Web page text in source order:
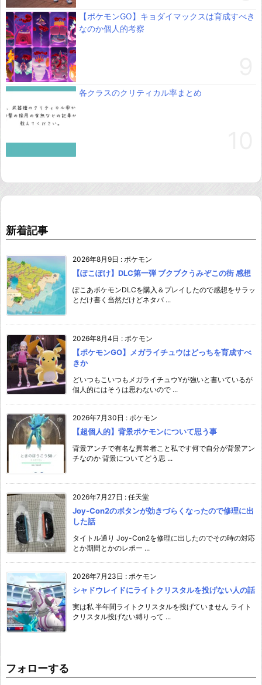
【ポケモンGO】キョダイマックスは育成すべき
なのか個人的考察
各クラスのクリティカル率まとめ
新着記事
2026年8月9日 : ポケモン
【ぽこぽけ】DLC第一弾 ブクブクうみぞこの街 感想
ぽこあポケモンDLCを購入＆プレイしたので感想をサラッ
とだけ書く当然だけどネタバ ...
2026年8月4日 : ポケモン
【ポケモンGO】メガライチュウはどっちを育成すべ
きか
どいつもこいつもメガライチュウYが強いと書いているが
個人的にはそうは思わないので ...
2026年7月30日 : ポケモン
【超個人的】背景ポケモンについて思う事
背景アンチで有名な異常者こと私です何で自分が背景アン
チなのか 背景についてどう思 ...
2026年7月27日 : 任天堂
Joy-Con2のボタンが効きづらくなったので修理に出
した話
タイトル通り Joy-Con2を修理に出したのでその時の対応
とか期間とかのレポー ...
2026年7月23日 : ポケモン
シャドウレイドにライトクリスタルを投げない人の話
実は私 半年間ライトクリスタルを投げていません ライト
クリスタル投げない縛りって ...
フォローする